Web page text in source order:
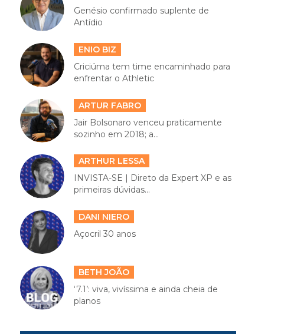
Genésio confirmado suplente de
Antídio
ENIO BIZ
Criciúma tem time encaminhado para
enfrentar o Athletic
ARTUR FABRO
Jair Bolsonaro venceu praticamente
sozinho em 2018; a...
ARTHUR LESSA
INVISTA-SE | Direto da Expert XP e as
primeiras dúvidas...
DANI NIERO
Açocril 30 anos
BETH JOÃO
‘7.1’: viva, vivíssima e ainda cheia de
planos